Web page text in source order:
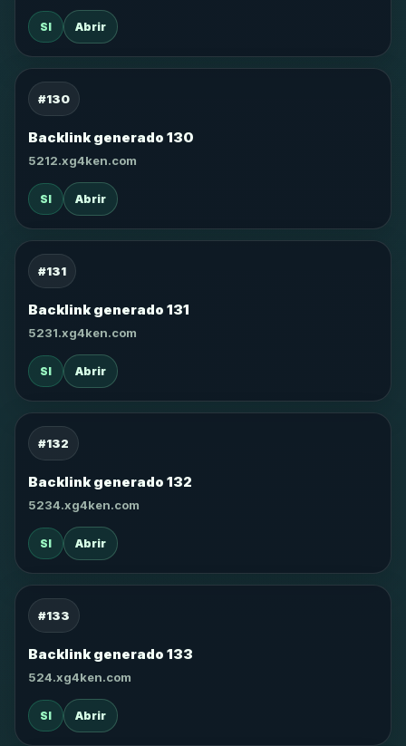
SI Abrir
#130
Backlink generado 130
5212.xg4ken.com
SI Abrir
#131
Backlink generado 131
5231.xg4ken.com
SI Abrir
#132
Backlink generado 132
5234.xg4ken.com
SI Abrir
#133
Backlink generado 133
524.xg4ken.com
SI Abrir